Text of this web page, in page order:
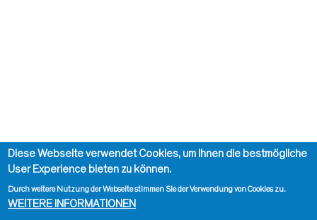
Diese Webseite verwendet Cookies, um Ihnen die bestmögliche
User Experience bieten zu können.
Durch weitere Nutzung der Webseite stimmen Sie der Verwendung von Cookies zu.
WEITERE INFORMATIONEN